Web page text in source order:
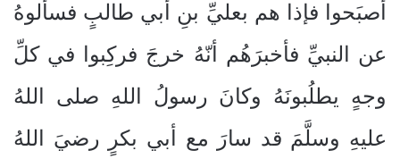
أصبَحوا فإذا هم بعليِّ بنِ أبي طالبٍ فسألوهُ
عن النبيِّ فأخبرَهُم أنّهُ خرجَ فركِبوا في كلِّ
وجهٍ يطلُبونَهُ وكانَ رسولُ اللهِ صلى اللهُ
عليهِ وسلَّمَ قد سارَ مع أبي بكرٍ رضيَ اللهُ